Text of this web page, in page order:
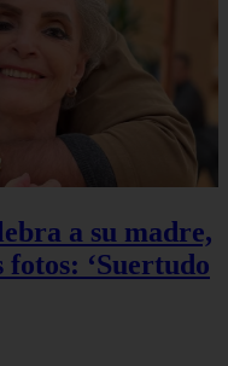
a su madre,
‘Suertudo